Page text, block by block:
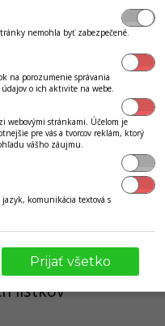
fotkách v
riaďte
sa
s
lístkov
nemohla byť zabezpečené.
na porozumenie správania
o ich aktivite na webe.
webovými stránkami. Účelom je
pre vás a tvorcov reklám, ktorý
vášho záujmu.
komunikácia textová s
Prijať všetko